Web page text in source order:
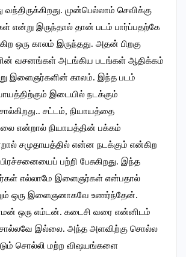
முன்பெல்லாம் செவிக்கு
என்று இருந்தால் தான் படம் பார்ப்பதற்கே
ஒரு காலம் இருந்தது. அதன் பிறகு
வசனங்கள் அடங்கிய படங்கள் ஆதிக்கம்
இளைஞர்களின் காலம். இந்த படம்
இடையில் நடக்கும்
சட்டம், நியாயத்தை
என்றால் நியாயத்தின் பக்கம்
சமுதாயத்தில் என்ன நடக்கும் என்கிற
பற்றி பேசுகிறது. இந்த
எல்லாமே இளைஞர்கள் என்பதால்
ஒரு இளைஞனாகவே உணர்ந்தேன்.
ஒரு எம்டன். கடைசி வரை என்னிடம்
இல்லை. அந்த அளவிற்கு சொல்ல
சொல்லி மற்ற விஷயங்களை